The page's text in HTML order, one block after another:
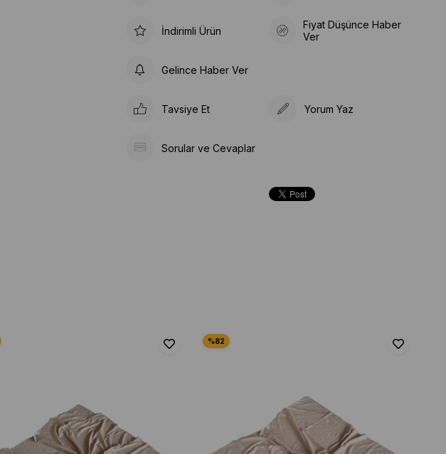
İndirimli Ürün
Fiyat Düşünce Haber
Ver
Gelince Haber Ver
Tavsiye Et Yorum Yaz
Sorular ve Cevaplar